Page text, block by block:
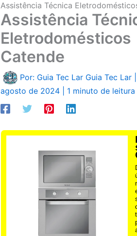
Assistência Técnica
Assistência
Eletrodomésticos
Catende
Por: Guia Tec Lar Guia Tec Lar
agosto de 2024
1 minuto de leitura